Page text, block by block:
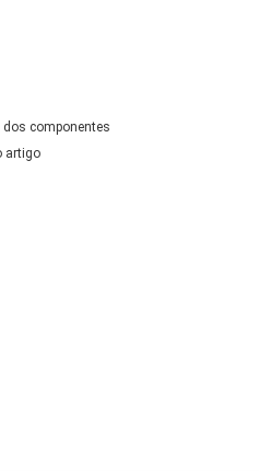
dos componentes
artigo